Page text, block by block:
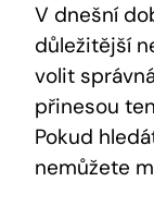
V dnešní
důležitější
volit
přinesou
Pokud
nemůžete